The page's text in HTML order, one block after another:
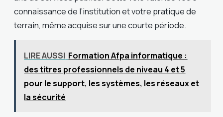
connaissance de l’institution et votre pratique de
terrain, même acquise sur une courte période.
LIRE AUSSI Formation Afpa informatique :
des titres professionnels de niveau 4 et 5
pour le support, les systèmes, les réseaux et
la sécurité